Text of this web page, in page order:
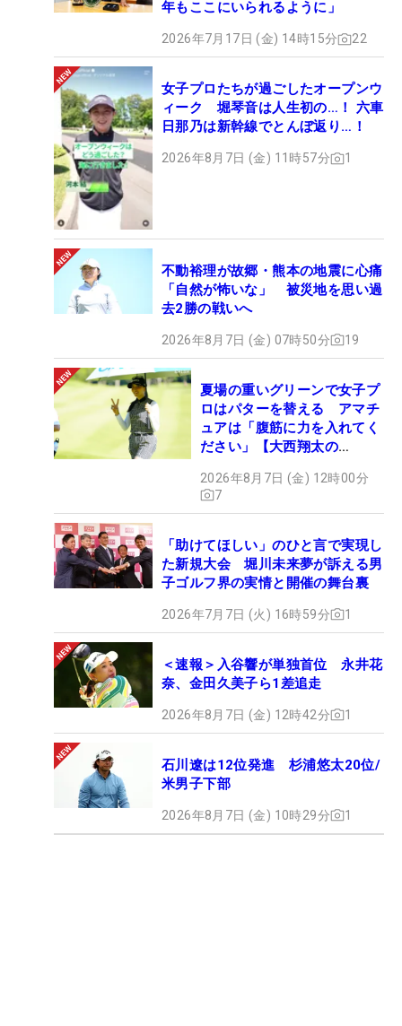
年もここにいられるように」
2026年7月17日 (金) 14時15分 22
女子プロたちが過ごしたオープンウ
ィーク 堀琴音は人生初の…！ 六車
日那乃は新幹線でとんぼ返り…！
2026年8月7日 (金) 11時57分 1
不動裕理が故郷・熊本の地震に心痛
「自然が怖いな」 被災地を思い過
去2勝の戦いへ
2026年8月7日 (金) 07時50分 19
夏場の重いグリーンで女子プ
ロはパターを替える アマチ
ュアは「腹筋に力を入れてく
ださい」【大西翔太の
2026年8月7日 (金) 12時00分
7
「助けてほしい」のひと言で実現し
た新規大会 堀川未来夢が訴える男
子ゴルフ界の実情と開催の舞台裏
2026年7月7日 (火) 16時59分 1
＜速報＞入谷響が単独首位 永井花
奈、金田久美子ら1差追走
2026年8月7日 (金) 12時42分 1
石川遼は12位発進 杉浦悠太20位/
米男子下部
2026年8月7日 (金) 10時29分 1